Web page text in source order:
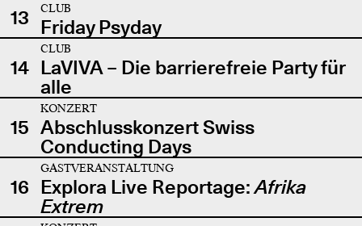
13
CLUB
Friday Psyday
14
CLUB
LaVIVA – Die barrierefreie Party für
alle
15
KONZERT
Abschlusskonzert Swiss
Conducting Days
16
GASTVERANSTALTUNG
Explora Live Reportage:Afrika
Extrem